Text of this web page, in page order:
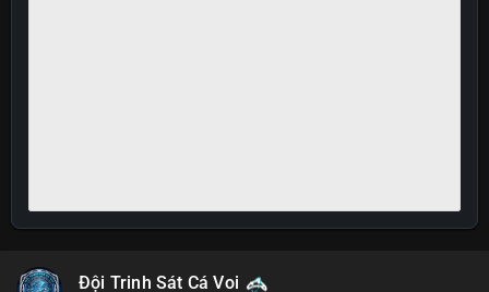
Đội Trinh Sát Cá Voi